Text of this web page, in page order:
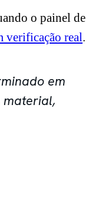
o painel de
verificação real.
em
material,